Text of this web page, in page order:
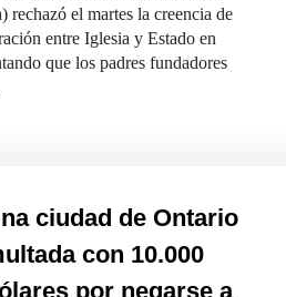
rechazó el martes la creencia de
entre Iglesia y Estado en
que los padres fundadores
ciudad de Ontario
con 10.000
por negarse a